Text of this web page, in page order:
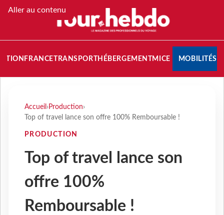
Aller au contenu
FRANCETRANSPORT HÉBERGEMENTMICE MOBILITÉS
Accueil › Production›
Top of travel lance son offre 100% Remboursable !
PRODUCTION
Top of travel lance son
offre 100%
Remboursable !